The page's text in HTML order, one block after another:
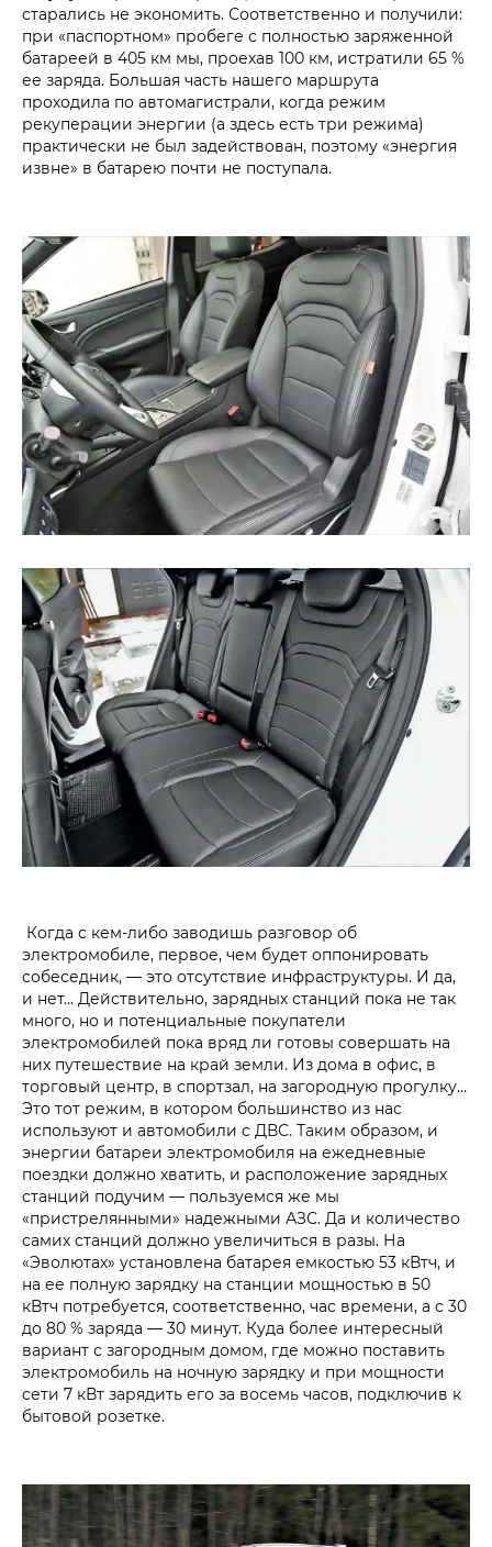
старались не экономить. Соответственно и получили:
при «паспортном» пробеге с полностью заряженной
батареей в 405 км мы, проехав 100 км, истратили 65 %
ее заряда. Большая часть нашего маршрута
проходила по автомагистрали, когда режим
рекуперации энергии (а здесь есть три режима)
практически не был задействован, поэтому «энергия
извне» в батарею почти не поступала.
Когда с кем-либо заводишь разговор об
электромобиле, первое, чем будет оппонировать
собеседник, — это отсутствие инфраструктуры. И да,
и нет… Действительно, зарядных станций пока не так
много, но и потенциальные покупатели
электромобилей пока вряд ли готовы совершать на
них путешествие на край земли. Из дома в офис, в
торговый центр, в спортзал, на загородную прогулку…
Это тот режим, в котором большинство из нас
используют и автомобили с ДВС. Таким образом, и
энергии батареи электромобиля на ежедневные
поездки должно хватить, и расположение зарядных
станций подучим — пользуемся же мы
«пристрелянными» надежными АЗС. Да и количество
самих станций должно увеличиться в разы. На
«Эволютах» установлена батарея емкостью 53 кВтч, и
на ее полную зарядку на станции мощностью в 50
кВтч потребуется, соответственно, час времени, а с 30
до 80 % заряда — 30 минут. Куда более интересный
вариант с загородным домом, где можно поставить
электромобиль на ночную зарядку и при мощности
сети 7 кВт зарядить его за восемь часов, подключив к
бытовой розетке.